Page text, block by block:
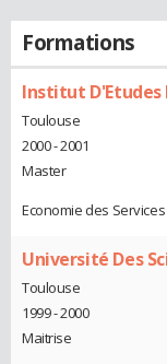
Formations
Institut
Toulouse
2000 - 2001
Master
Economie des
Université Des
Toulouse
1999 - 2000
Maitrise